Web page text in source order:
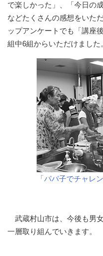
で楽しかった」、「今日の
などたくさんの感想をいた
ップアンケートでも「講座
組中6組からいただけました
「パパ子でチャレ
武蔵村山市は、今後も男
一層取り組んでいきます。